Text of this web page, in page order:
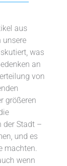
aus
unsere
was
an
von
größeren
der Stadt –
und es
machten.
wenn